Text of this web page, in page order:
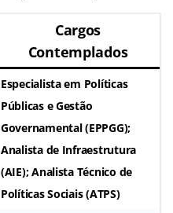
Cargos
Contemplados
Especialista em Políticas
Públicas e Gestão
Governamental (EPPGG);
Analista de Infraestrutura
(AIE); Analista Técnico de
Políticas Sociais (ATPS)